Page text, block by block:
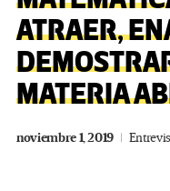
ATRAER,
MATERIA
noviembre 1, 2019